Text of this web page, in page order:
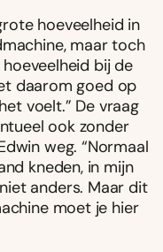
hoeveelheid in
maar toch
bij de
daarom goed op
voelt.” De vraag
ook zonder
weg. “Normaal
kneden, in mijn
anders. Maar dit
moet je hier